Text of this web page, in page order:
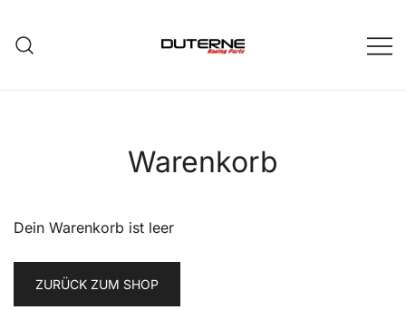
Inhalt
springen
Warenkorb
Dein Warenkorb ist leer
ZURÜCK ZUM SHOP